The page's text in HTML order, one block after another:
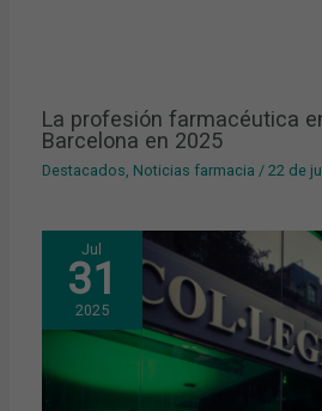
La profesión farmacéutica
Barcelona en 2025
Destacados, Noticias farmacia /22 de
Jul
31
2025